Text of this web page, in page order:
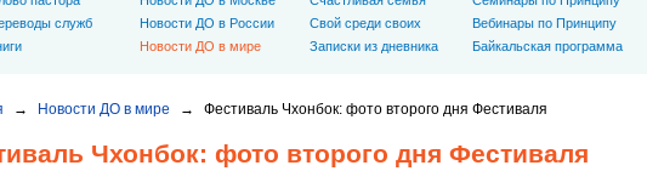
→ Новости ДО в мире → Фестиваль Чхонбок: фото второго дня Фестиваля
Чхонбок: фото второго дня Фестиваля
служб
Новости ДО в России
Новости ДО в мире
Свой среди своих
Записки из дневника
Вебинары по Принципу
Байкальская программа